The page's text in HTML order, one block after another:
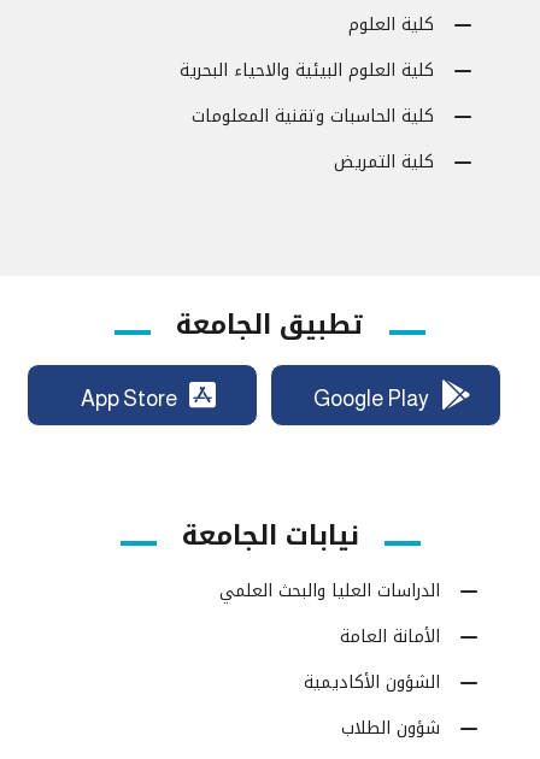
كلية العلوم
كلية العلوم البيئية والاحياء البحرية
كلية الحاسبات وتقنية المعلومات
كلية التمريض
تطبيق الجامعة
Google Play
App Store
نيابات الجامعة
الدراسات العليا والبحث العلمي
الأمانة العامة
الشؤون الأكاديمية
شؤون الطلاب